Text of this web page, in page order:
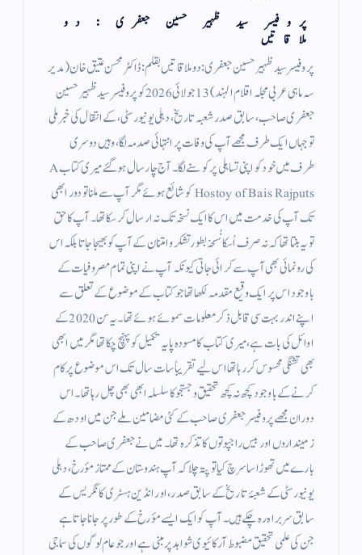
پروفیسر سید ظہیر حسین جعفری : دو
ملاقاتیں
پروفیسر سید ظہیر حسین جعفری: دو ملاقاتیں بقلم: ڈاکٹر محسن عتیق خان (مدیر
سہ ماہی عربی مجلہ اقلام الہند) 13 جولائی 2026 کو پروفیسر سید ظہیر حسین
جعفری صاحب، سابق صدر شعبہ تاریخ، دہلی یونیورسٹی، کے انتقال کی خبر ملی
تو جہاں ایک طرف مجھے آپ کی وفات پر انتہائی صدمہ لگا، وہیں دوسری
طرف میں خود کو اپنی تساہلی پر کوسنے لگا۔ آج چار سال ہو گئے میری کتاب A
Hostoy of Bais Rajputs کو شائع ہوئے مگر آپ سے ملنا تو دور ابھی
تک آپ کی خدمت میں اس کا ایک نسخہ تک نہ ارسال کر سکا تھا۔ آپ کا حق
تو یہ بنتا تھا کہ نہ صرف اُسکا نُسخہ بطور تشکر و امتنان کے آپ کو بھیجا جاتا بلکہ اس
کی رونمائی بھی آپ سے کرائی جاتی کیونکہ آپ نے اپنی تمام مصروفیات کے
باوجود اس پر ایک وقیع مقدمہ لکھا تھا جو کتاب کے موضوع کے تعلق سے
اپنے اندر بہت سی قابل ذکر معلومات سموئے ہوئے تھا۔ یہ سن 2020 کے
اوائل کی بات ہے، میری کتاب کا مسودہ پایہ تکمیل کو پہنچ چکا تھا مگر میں ابھی
بھی تشنگی محسوس کر رہا تھا اس لیے تقریباً سات سال تک اس موضوع پر کام
کرنے کے باوجود کچھ نہ کچھ تحقیق و جستجو کا سلسلہ ابھی بھی چل رہا تھا۔ اس
دوران مجھے پروفیسر جعفری صاحب کے کئی مضامين ملے جن میں اودھ کے
زمینداروں اور بیس راجپوتوں کا تذکرہ تھا۔ میں نے جعفری صاحب کے
بارے میں تھوڑا سا سرچ کیا تو پتہ چلا کہ آپ ہندوستان کے ممتاز مؤرخ، دہلی
یونیورسٹی کے شعبۂ تاریخ کے سابق صدر، اور انڈین ہسٹری کانگریس کے
سابق سربراہ رہ چکے ہیں۔ آپ کو ایک ایسے مؤرخ کے طور پر جانا جاتا ہے
جن کی علمی تحقیق مضبوط آرکائیوی شواہد پر مبنی ہے اور جو عام لوگوں کی سماجی